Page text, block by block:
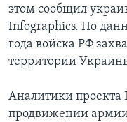
этом сообщил
Infographics. По
года войска РФ
территории
Аналитики проекта
продвижении